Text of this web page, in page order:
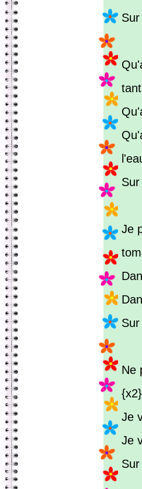
Je
Ne
{x2}
Je
Je